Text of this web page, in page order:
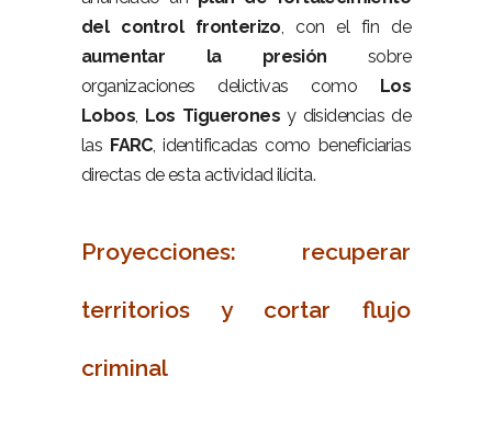
del control fronterizo, con el fin de
aumentar la presión sobre
organizaciones delictivas como Los
Lobos, Los Tigueronesy disidencias de
las FARC, identificadas como beneficiarias
directas de esta actividad ilícita.
Proyecciones: recuperar
territorios y cortar flujo
criminal